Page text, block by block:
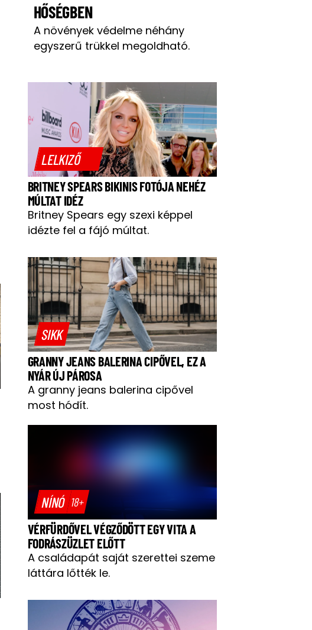
HŐSÉGBEN
A növények védelme néhány
egyszerű trükkel megoldható.
LELKIZŐ
BRITNEY SPEARS BIKINIS FOTÓJA NEHÉZ
MÚLTAT IDÉZ
Britney Spears egy szexi képpel
idézte fel a fájó múltat.
SIKK
GRANNY JEANS BALERINA CIPŐVEL, EZ A
NYÁR ÚJ PÁROSA
A granny jeans balerina cipővel
most hódít.
NÍNÓ 18+
VÉRFÜRDŐVEL VÉGZŐDÖTT EGY VITA A
FODRÁSZÜZLET ELŐTT
A családapát saját szerettei szeme
láttára lőtték le.